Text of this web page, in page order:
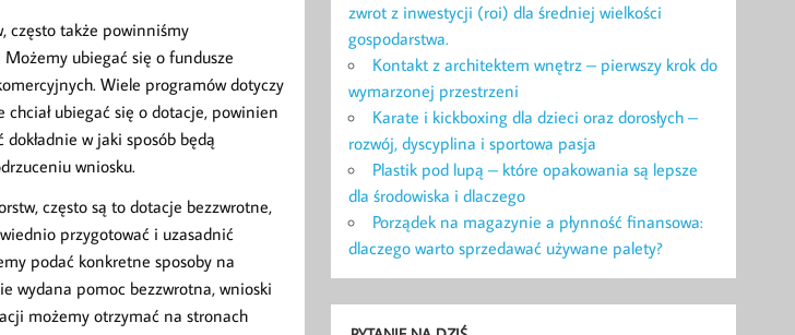
często także powinniśmy
ubiegać się o fundusze
Wiele programów dotyczy
ubiegać się o dotacje, powinien
w jaki sposób będą
wniosku.
często są to dotacje bezzwrotne,
przygotować i uzasadnić
podać konkretne sposoby na
wydana pomoc bezzwrotna, wnioski
możemy otrzymać na stronach
zwrot z inwestycji (roi) dla średniej wielkości
gospodarstwa.
Kontakt z architektem wnętrz – pierwszy krok do
wymarzonej przestrzeni
Karate i kickboxing dla dzieci oraz dorosłych –
rozwój, dyscyplina i sportowa pasja
Plastik pod lupą – które opakowania są lepsze
dla środowiska i dlaczego
Porządek na magazynie a płynność finansowa:
dlaczego warto sprzedawać używane palety?